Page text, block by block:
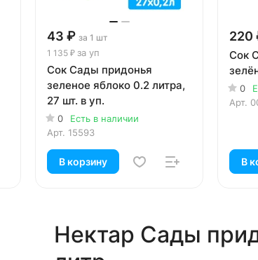
43 ₽ за 1 шт
1 135 ₽ за уп
Сок Сады придонья
зеленое яблоко 0.2 литра,
27 шт. в уп.
0
Есть в наличии
Арт. 15593
В корзину
220
Сок
0
Арт.
В
Нектар Сады